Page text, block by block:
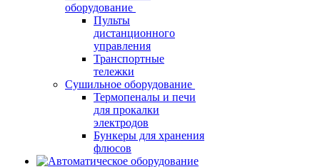
оборудование
Пульты
дистанционного
управления
Транспортные
тележки
Сушильное оборудование
Термопеналы и печи
для прокалки
электродов
Бункеры для хранения
флюсов